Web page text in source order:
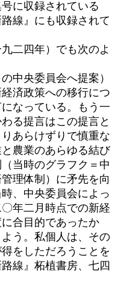
に収録されている
線』にも収録されて
二四年）でも次のよ
中央委員会へ提案）
済政策への移行につ
なっている。もう一
る提言はこの提言と
あらけずりで慎重な
農業のあらゆる結び
当時のグラフク＝中
理体制）に矛先を向
、中央委員会によっ
年二月時点での新経
合目的であったか
う。私個人は、その
をしただろうことを
線』柘植書房、七四